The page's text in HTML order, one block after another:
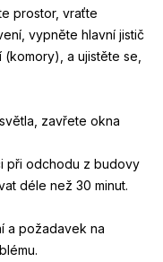
prostor, vraťte
vypněte hlavní jistič
a ujistěte se,
zavřete okna
při odchodu z budovy
déle než 30 minut.
a požadavek na